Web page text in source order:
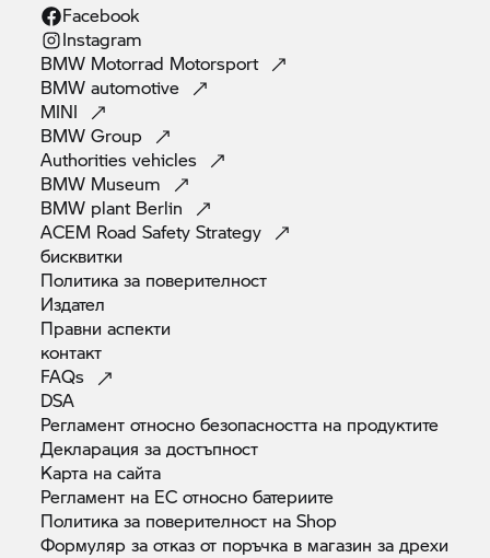
Facebook
Instagram
BMW Motorrad Motorsport
BMWautomotive
MINI
BMWGroup
Authoritiesvehicles
BMW Museum
BMW plant Berlin
ACEM Road SafetyStrategy
бисквитки
Политика за поверителност
Издател
Правниаспекти
контакт
FAQs
DSA
Регламент относно безопасността на продуктите
Декларация задостъпност
Карта насайта
Регламент на ЕС относнобатериите
Политика за поверителност наShop
Формуляр за отказ от поръчка в магазин задрехи